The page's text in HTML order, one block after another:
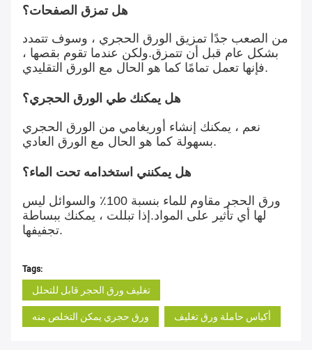
هل تمزق الصفحات؟
من الصعب جدًا تمزيق الورق الحجري ، وسوف تتمدد
بشكل عام قبل أن تتمزق.ولكن عندما تقوم بقصها ،
فإنها تعمل تمامًا كما هو الحال مع الورق التقليدي.
هل يمكنك طي الورق الحجري؟
نعم ، يمكنك إنشاء أوريغامي من الورق الحجري
بسهولة كما هو الحال مع الورق العادي.
هل يمكنني استخدامه تحت الماء؟
ورق الحجر مقاوم للماء بنسبة 100٪ والسوائل ليس
لها أي تأثير على المواد.إذا تبللت ، يمكنك ببساطة
تجفيفها.
Tags:
تغليف ورق الحجر قابل للتحلل
ورق حجري يمكن التخلص منه أكياس حاملة ورق تغليف